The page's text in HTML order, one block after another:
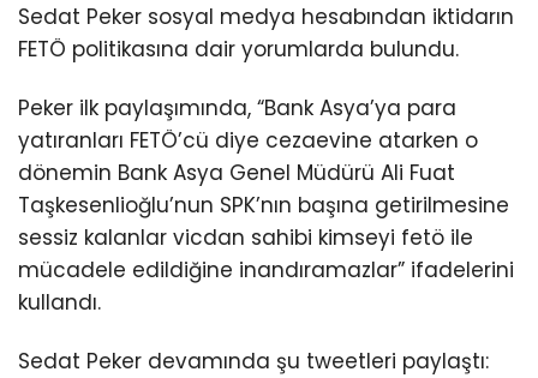
Sedat Peker sosyal medya hesabından iktidarın
FETÖ politikasına dair yorumlarda bulundu.
Peker ilk paylaşımında, “Bank Asya’ya para
yatıranları FETÖ’cü diye cezaevine atarken o
dönemin Bank Asya Genel Müdürü Ali Fuat
Taşkesenlioğlu’nun SPK’nın başına getirilmesine
sessiz kalanlar vicdan sahibi kimseyi fetö ile
mücadele edildiğine inandıramazlar” ifadelerini
kullandı.
Sedat Peker devamında şu tweetleri paylaştı: